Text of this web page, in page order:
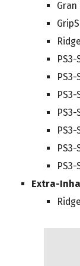
Extra-